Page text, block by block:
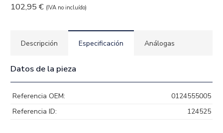
102,95 € (IVA no incluído)
Descripción Especificación Análogas
Datos de la pieza
Referencia OEM:
0124555005
Referencia ID:
124525